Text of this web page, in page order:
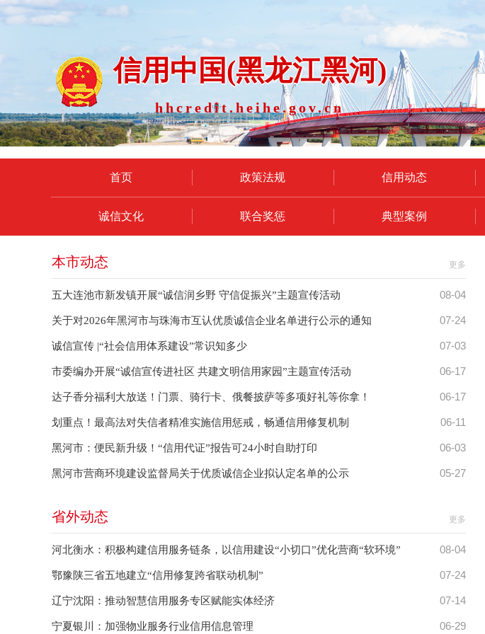
信用中国(黑龙江黑河)
hhcredit.heihe.gov.cn
首页 政策法规 信用动态
诚信文化 联合奖惩 典型案例
更多
本市动态
08-04
五大连池市新发镇开展“诚信润乡野 守信促振兴”主题宣传活动
07-24
关于对2026年黑河市与珠海市互认优质诚信企业名单进行公示的通知
07-03
诚信宣传 |“社会信用体系建设”常识知多少
06-17
市委编办开展“诚信宣传进社区 共建文明信用家园”主题宣传活动
06-17
达子香分福利大放送！门票、骑行卡、俄餐披萨等多项好礼等你拿！
06-11
划重点！最高法对失信者精准实施信用惩戒，畅通信用修复机制
06-03
黑河市：便民新升级！“信用代证”报告可24小时自助打印
05-27
黑河市营商环境建设监督局关于优质诚信企业拟认定名单的公示
更多
省外动态
08-04
河北衡水：积极构建信用服务链条，以信用建设“小切口”优化营商“软环境”
07-24
鄂豫陕三省五地建立“信用修复跨省联动机制”
07-14
辽宁沈阳：推动智慧信用服务专区赋能实体经济
06-29
宁夏银川：加强物业服务行业信用信息管理